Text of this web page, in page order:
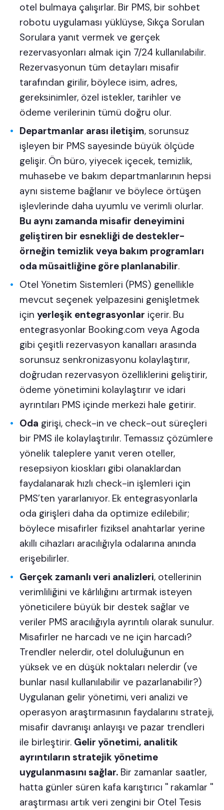
otel bulmaya çalışırlar. Bir PMS, bir sohbet
robotu uygulaması yüklüyse, Sıkça Sorulan
Sorulara yanıt vermek ve gerçek
rezervasyonları almak için 7/24 kullanılabilir.
Rezervasyonun tüm detayları misafir
tarafından girilir, böylece isim, adres,
gereksinimler, özel istekler, tarihler ve
ödeme verilerinin tümü doğru olur.
Departmanlar arası iletişim, sorunsuz
işleyen bir PMS sayesinde büyük ölçüde
gelişir. Ön büro, yiyecek içecek, temizlik,
muhasebe ve bakım departmanlarının hepsi
aynı sisteme bağlanır ve böylece örtüşen
işlevlerinde daha uyumlu ve verimli olurlar.
Bu aynı zamanda misafir deneyimini
geliştiren bir esnekliği de destekler-
örneğin temizlik veya bakım programları
oda müsaitliğine göre planlanabilir.
Otel Yönetim Sistemleri (PMS) genellikle
mevcut seçenek yelpazesini genişletmek
için yerleşik entegrasyonlar içerir. Bu
entegrasyonlar Booking.com veya Agoda
gibi çeşitli rezervasyon kanalları arasında
sorunsuz senkronizasyonu kolaylaştırır,
doğrudan rezervasyon özelliklerini geliştirir,
ödeme yönetimini kolaylaştırır ve idari
ayrıntıları PMS içinde merkezi hale getirir.
Oda girişi, check-in ve check-out süreçleri
bir PMS ile kolaylaştırılır. Temassız çözümlere
yönelik taleplere yanıt veren oteller,
resepsiyon kioskları gibi olanaklardan
faydalanarak hızlı check-in işlemleri için
PMS’ten yararlanıyor. Ek entegrasyonlarla
oda girişleri daha da optimize edilebilir;
böylece misafirler fiziksel anahtarlar yerine
akıllı cihazları aracılığıyla odalarına anında
erişebilirler.
Gerçek zamanlı veri analizleri, otellerinin
verimliliğini ve kârlılığını artırmak isteyen
yöneticilere büyük bir destek sağlar ve
veriler PMS aracılığıyla ayrıntılı olarak sunulur.
Misafirler ne harcadı ve ne için harcadı?
Trendler nelerdir, otel doluluğunun en
yüksek ve en düşük noktaları nelerdir (ve
bunlar nasıl kullanılabilir ve pazarlanabilir?)
Uygulanan gelir yönetimi, veri analizi ve
operasyon araştırmasının faydalarını strateji,
misafir davranışı anlayışı ve pazar trendleri
ile birleştirir. Gelir yönetimi, analitik
ayrıntıların stratejik yönetime
uygulanmasını sağlar. Bir zamanlar saatler,
hatta günler süren kafa karıştırıcı '' rakamlar ''
araştırması artık veri zengini bir Otel Tesis